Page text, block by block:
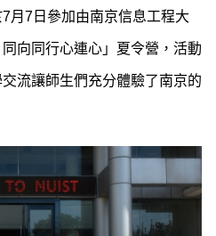
月7日參加由南京信息工程大
向同行心連心」夏令營，活動
流讓師生們充分體驗了南京的